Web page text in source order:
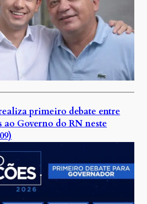
primeiro debate entre
ao Governo do RN neste